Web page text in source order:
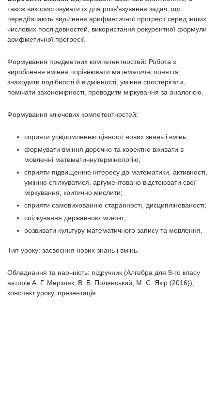
також використовувати їх для розв’язування задач, що
передбачають виділення арифметичної прогресії серед інших
числових послідовностей, використання рекурентної формули
арифметичної прогресії.
Формування предметних компетентностей: Робота з
вироблення вміння порівнювати математичні поняття,
знаходити подібності й відмінності, уміння спостерігати,
помічати закономірності, проводити міркування за аналогією.
Формування ключових компетентностей:
сприяти усвідомленню цінності нових знань і вмінь;
формувати вміння доречно та коректно вживати в
мовленні математичнутермінологію;
сприяти підвищенню інтересу до математики, активності,
умінню спілкуватися, аргументовано відстоювати свої
міркування; критично мислити;
сприяти самовихованню старанності, дисциплінованості;
спілкування державною мовою;
розвивати культуру математичного запису та мовлення.
Тип уроку: засвоєння нових знань і вмінь.
Обладнання та наочність: підручник (Алгебра для 9-го класу
авторів А. Г. Мерзляк, В. Б. Полянський, М. С. Якір (2016)),
конспект уроку, презентація.